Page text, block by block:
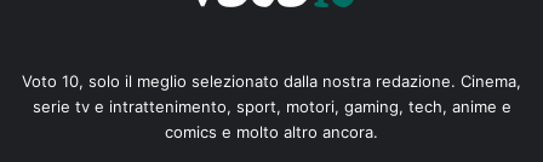
Voto 10, solo il meglio selezionato dalla nostra redazione. Cinema,
serie tv e intrattenimento, sport, motori, gaming, tech, anime e
comics e molto altro ancora.